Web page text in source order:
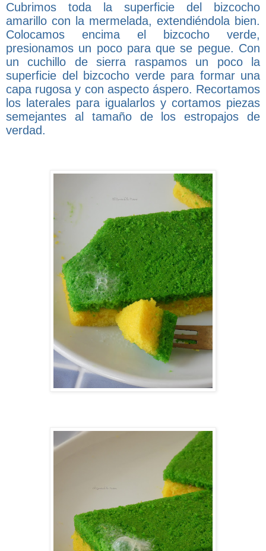
Cubrimos toda la superficie del bizcocho
amarillo con la mermelada, extendiéndola bien.
Colocamos encima el bizcocho verde,
presionamos un poco para que se pegue. Con
un cuchillo de sierra raspamos un poco la
superficie del bizcocho verde para formar una
capa rugosa y con aspecto áspero. Recortamos
los laterales para igualarlos y cortamos piezas
semejantes al tamaño de los estropajos de
verdad.